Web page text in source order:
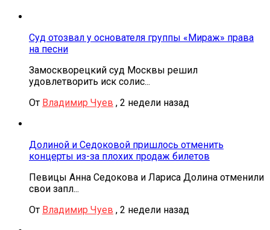
Суд отозвал у основателя группы «Мираж» права
на песни
Замоскворецкий суд Москвы решил
удовлетворить иск солис...
От Владимир Чуев , 2 недели назад
Долиной и Седоковой пришлось отменить
концерты из-за плохих продаж билетов
Певицы Анна Седокова и Лариса Долина отменили
свои запл...
От Владимир Чуев , 2 недели назад